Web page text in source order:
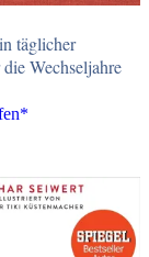
täglicher
Wechseljahre